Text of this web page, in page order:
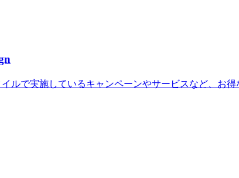
ルで実施しているキャンペーンやサービスなど、お得